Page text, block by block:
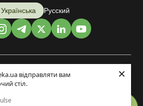
відправляти вам
стіл.
×
Українська Русский
розробка: